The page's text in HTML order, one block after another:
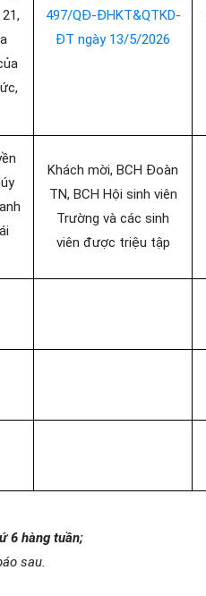
497/QĐ-ĐHKT&QTKD-
ĐT ngày 13/5/2026
Khách mời, BCH Đoàn
TN, BCH Hội sinh viên
Trường và các sinh
viên được triệu tập
6 hàng tuần;
sau.